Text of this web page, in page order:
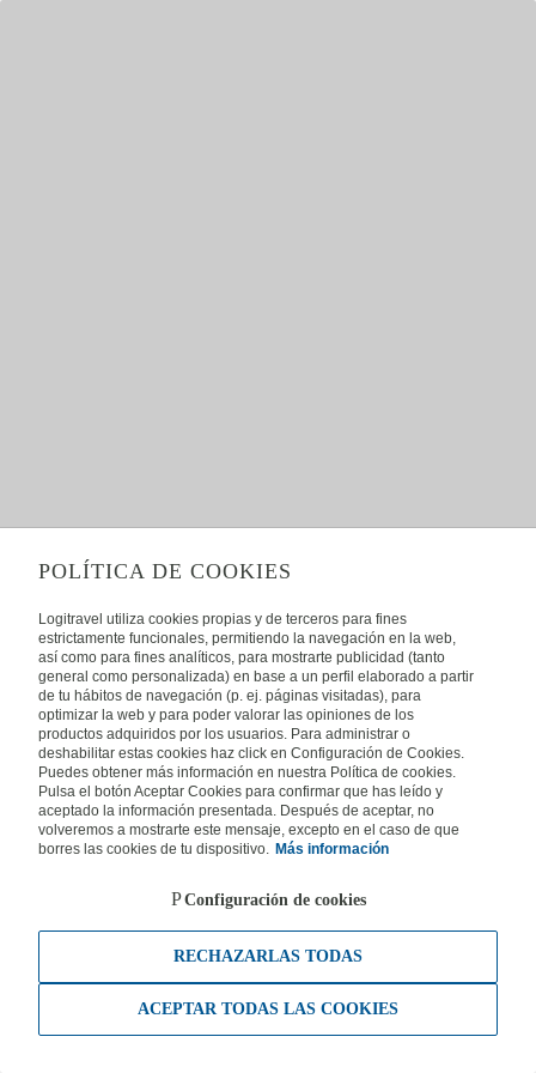
POLÍTICA DE COOKIES
Logitravel utiliza cookies propias y de terceros para fines
estrictamente funcionales, permitiendo la navegación en la web,
así como para fines analíticos, para mostrarte publicidad (tanto
general como personalizada) en base a un perfil elaborado a partir
de tu hábitos de navegación (p. ej. páginas visitadas), para
optimizar la web y para poder valorar las opiniones de los
productos adquiridos por los usuarios. Para administrar o
deshabilitar estas cookies haz click en Configuración de Cookies.
Puedes obtener más información en nuestra Política de cookies.
Pulsa el botón Aceptar Cookies para confirmar que has leído y
aceptado la información presentada. Después de aceptar, no
volveremos a mostrarte este mensaje, excepto en el caso de que
borres las cookies de tu dispositivo. Más información
Configuración de cookies
RECHAZARLAS TODAS
ACEPTAR TODAS LAS COOKIES